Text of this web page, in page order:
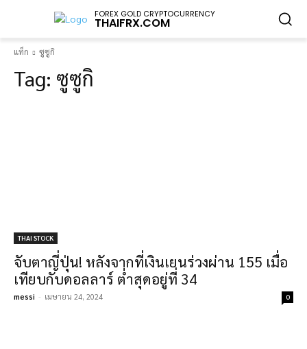
FOREX GOLD CRYPTOCURRENCY
THAIFRX.COM
แท็ก ซูซูกิ
Tag: ซูซูกิ
THAI STOCK
จับตาญี่ปุ่น! หลังจากที่เงินเยนร่วงผ่าน 155 เมื่อ
เทียบกับดอลลาร์ ต่ำสุดอยู่ที่ 34
messi - เมษายน 24, 2024 0